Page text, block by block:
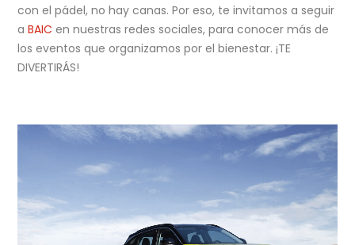
con el pádel, no hay canas. Por eso, te invitamos a seguir
aBAIC en nuestras redes sociales, para conocer más de
los eventos que organizamos por el bienestar. ¡TE
DIVERTIRÁS!